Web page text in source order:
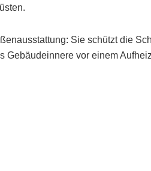
Sie schützt die
Gebäudeinnere vor einem